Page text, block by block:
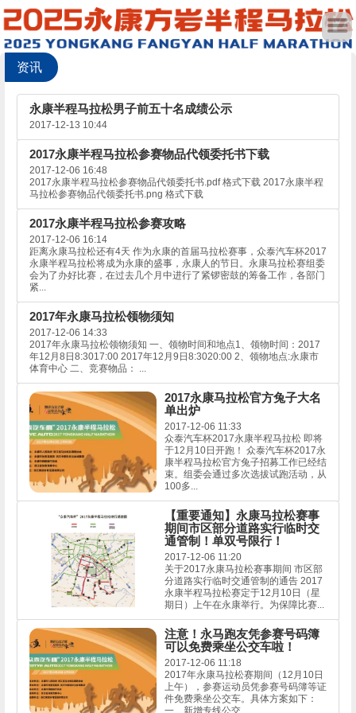
资讯
永康半程马拉松男子前五十名成绩公示
2017-12-13 10:44
2017永康半程马拉松参赛物品代领委托书下载
2017-12-06 16:48
2017永康半程马拉松参赛物品代领委托书.pdf 格式下载 2017永康半程
马拉松参赛物品代领委托书.png 格式下载
2017永康半程马拉松参赛攻略
2017-12-06 16:14
距离永康马拉松还有4天 作为永康的首届马拉松赛事，众泰汽车杯2017
永康半程马拉松将成为永康的盛事，永康人的节日。永康马拉松赛组委
会为了办好比赛，在过去几个月中进行了紧锣密鼓的筹备工作，各部门
紧...
2017年永康马拉松领物须知
2017-12-06 14:33
2017年永康马拉松领物须知 一、领物时间和地点1、领物时间：2017
年12月8日8:3017:00 2017年12月9日8:3020:00 2、领物地点:永康市
体育中心 二、竞赛物品： ...
2017永康马拉松官方兔子大名
单出炉
2017-12-06 11:33
众泰汽车杯2017永康半程马拉松 即将
于12月10日开跑！ 众泰汽车杯2017永
康半程马拉松官方兔子招募工作已经结
束。组委会通过多次选拔试跑活动，从
100多...
【重要通知】永康马拉松赛事
期间市区部分道路实行临时交
通管制！单双号限行！
2017-12-06 11:20
关于2017永康马拉松赛事期间 市区部
分道路实行临时交通管制的通告 2017
永康半程马拉松赛定于12月10日（星
期日）上午在永康举行。为保障比赛...
注意！永马跑友凭参赛号码簿
可以免费乘坐公交车啦！
2017-12-06 11:18
2017年永康马拉松赛期间（12月10日
上午），参赛运动员凭参赛号码簿等证
件免费乘坐公交车。具体方案如下：
一、新增专线公交 ...